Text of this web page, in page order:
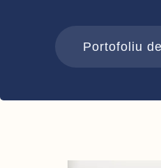
Portofoliu